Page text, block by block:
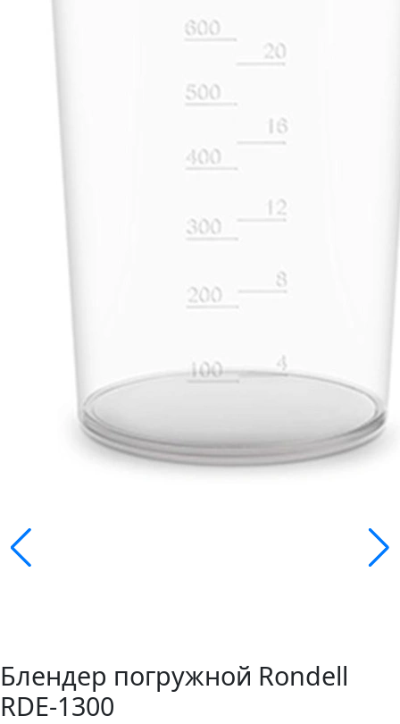
Блендер погружной Rondell
RDE-1300